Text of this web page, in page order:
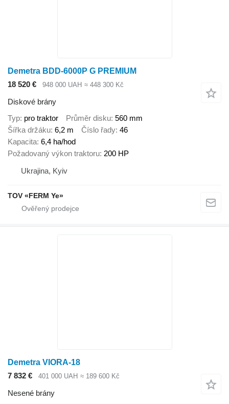
Demetra BDD-6000P G PREMIUM
18 520 €
948 000 UAH ≈ 448 300 Kč
Diskové brány
Typ pro traktor Průměr disku 560 mm
Šířka držáku 6,2 m Číslo řady 46
Kapacita 6,4 ha/hod
Požadovaný výkon traktoru 200 HP
Ukrajina, Kyiv
TOV «FERM Ye»
Demetra VIORA-18
7 832 €
401 000 UAH ≈ 189 600 Kč
Nesené brány